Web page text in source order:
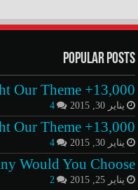
Popular Posts
13,000+ People Have Bought Our Theme
يناير 30, 2015 4
13,000+ People Have Bought Our Theme
يناير 30, 2015 4
Would You Choose?
يناير 25, 2015 2